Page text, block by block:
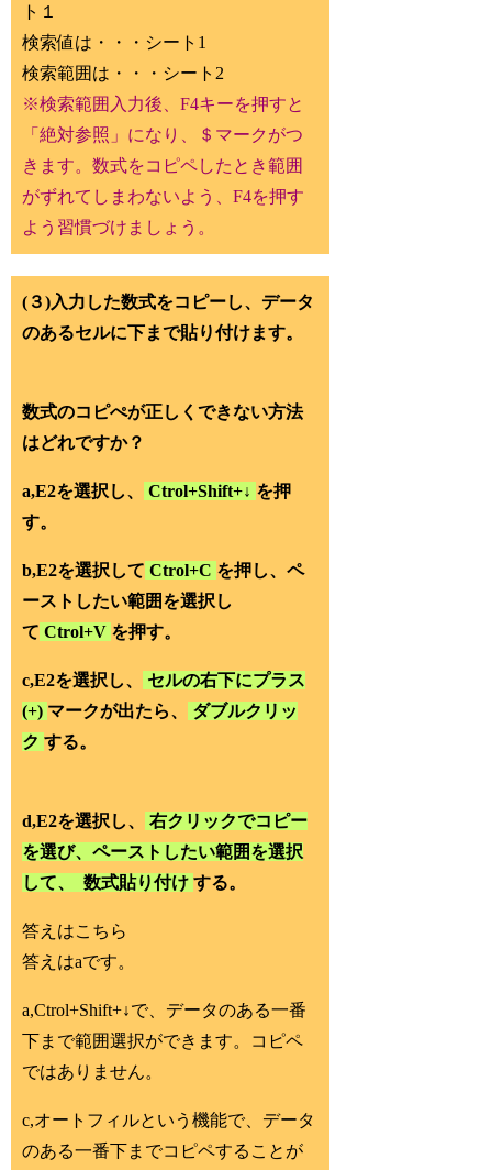
ト１
検索値は・・・シート1
検索範囲は・・・シート2
※検索範囲入力後、F4キーを押すと
「絶対参照」になり、＄マークがつ
きます。数式をコピペしたとき範囲
がずれてしまわないよう、F4を押す
よう習慣づけましょう。
(３)入力した数式をコピーし、データ
のあるセルに下まで貼り付けます。
数式のコピぺが正しくできない方法
はどれですか？
a,E2を選択し、 Ctrol+Shift+↓ を押
す。
b,E2を選択して Ctrol+C を押し、ペ
ーストしたい範囲を選択し
て Ctrol+V を押す。
c,E2を選択し、
セルの右下にプラス
(+) マークが出たら、
ダブルクリッ
クする。
d,E2を選択し、
右クリックでコピー
を選び、ペーストしたい範囲を選択
して、
数式貼り付けする。
答えはこちら
答えはaです。
a,Ctrol+Shift+↓で、データのある一番
下まで範囲選択ができます。コピペ
ではありません。
c,オートフィルという機能で、データ
のある一番下までコピペすることが